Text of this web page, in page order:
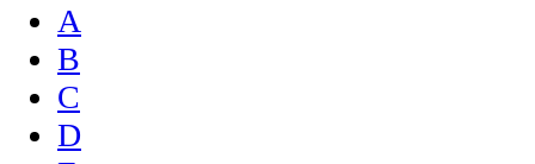
A
B
C
D